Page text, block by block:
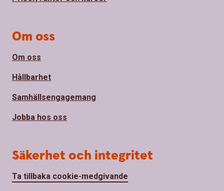
Om oss
Om oss
Hållbarhet
Samhällsengagemang
Jobba hos oss
Säkerhet och integritet
Ta tillbaka cookie-medgivande